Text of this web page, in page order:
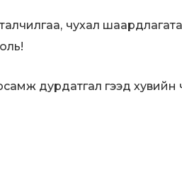
чухал
дурдатгал гээд хувийн